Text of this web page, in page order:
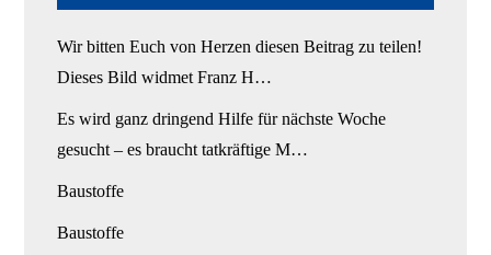
Wir bitten Euch von Herzen diesen Beitrag zu teilen!
Dieses Bild widmet Franz H…
Es wird ganz dringend Hilfe für nächste Woche
gesucht – es braucht tatkräftige M…
Baustoffe
Baustoffe